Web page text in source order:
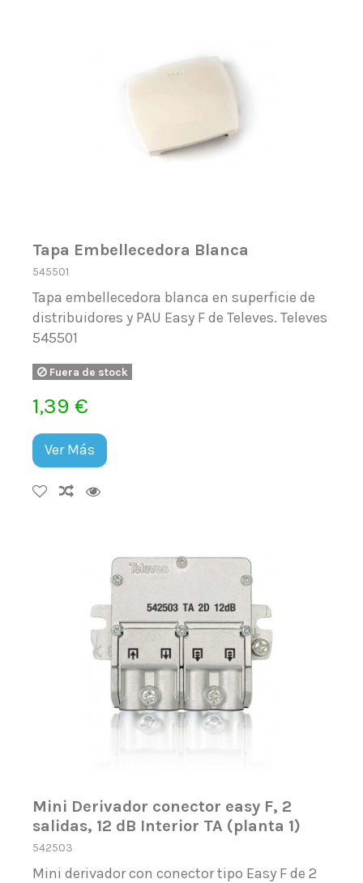
Tapa Embellecedora Blanca
545501
Tapa embellecedora blanca en superficie de
distribuidores y PAU Easy F de Televes. Televes
545501
Fuera de stock
1,39 €
Ver Más
Mini Derivador conector easy F, 2
salidas, 12 dB Interior TA (planta 1)
542503
Mini derivador con conector tipo Easy F de 2